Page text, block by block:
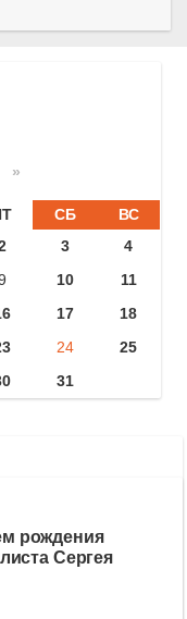
»
СБ
ВС
3
4
10
11
17
18
24
25
31
рождения
Сергея